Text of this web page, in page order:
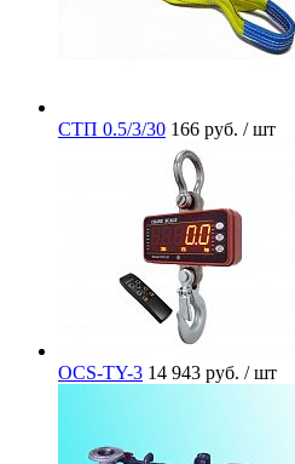
СТП 0.5/3/30 166 руб. / шт
OCS-TY-3 14 943 руб. / шт